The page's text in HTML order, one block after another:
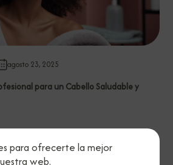
agosto 23, 2025
para un Cabello Saludable y
para ofrecerte la mejor
web.